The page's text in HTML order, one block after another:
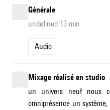
Générale
undefined 13 min
Audio
Mixage réalisé en studio
un univers neuf nous
omniprésence un